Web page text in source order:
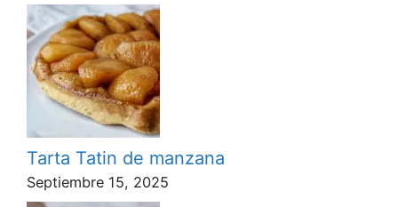
Tarta Tatin de manzana
Septiembre 15, 2025